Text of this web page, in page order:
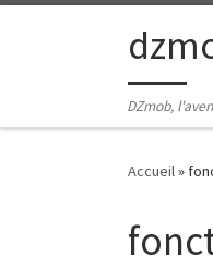
Passer au contenu
DZmob,
Accueil»